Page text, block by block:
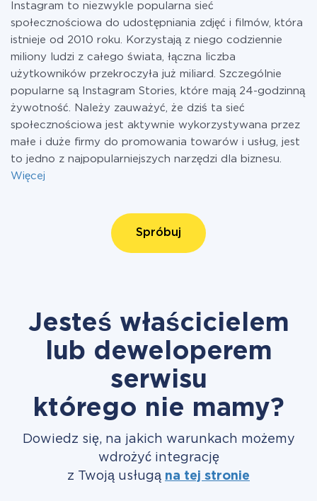
Instagram to niezwykle popularna sieć
społecznościowa do udostępniania zdjęć i filmów, która
istnieje od 2010 roku. Korzystają z niego codziennie
miliony ludzi z całego świata, łączna liczba
użytkowników przekroczyła już miliard. Szczególnie
popularne są Instagram Stories, które mają 24-godzinną
żywotność. Należy zauważyć, że dziś ta sieć
społecznościowa jest aktywnie wykorzystywana przez
małe i duże firmy do promowania towarów i usług, jest
to jedno z najpopularniejszych narzędzi dla biznesu.
Więcej
Spróbuj
Jesteś właścicielem
lub deweloperem
serwisu
którego nie mamy?
Dowiedz się, na jakich warunkach możemy
wdrożyć integrację
z Twoją usługą na tej stronie